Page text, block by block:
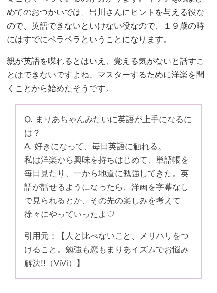
めてのおつかいでは、出川さんにヒントを与える役な
ので、英語できないといけない役なので、１９歳の時
にはすでにペラペラということになります。
親が英語を喋れるとはいえ、覚える気がないと話すこ
とはできないですよね。マスターするために洋楽を聞
くことから始めたそうです。
Q. まりあちゃんみたいに英語が上手になるに
は？
A. 好きになって、毎日英語に触れる。
私は洋楽から興味を持ちはじめて、単語帳を
毎日見たり、一から地道に勉強してきた。英
語が話せるようになったら、洋画を字幕なし
で見られるとか、その先の楽しみを考えて
徐々にやっていったよ♡
引用元：【人と比べないこと、メリハリをつ
けること。勉強も恋もまりあイズムでお悩み
解決!!（ViVi）】